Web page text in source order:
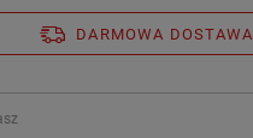
DARMOWA DOSTAWA